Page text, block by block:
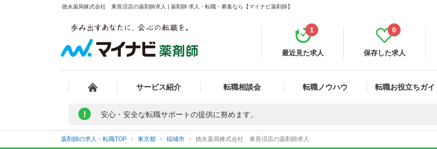
徳永薬局株式会社 東長沼店の薬剤師求人 | 薬剤師 求人・転職・募集なら【マイナビ薬剤師】
最近見た求人
1
保存した求人
0
サービス紹介 転職相談会 転職ノウハウ 転職お役立ちガイ
! 安心・安全な転職サポートの提供に努めます。
薬剤師の求人・転職TOP 東京都 稲城市 徳永薬局株式会社 東長沼店の薬剤師求人